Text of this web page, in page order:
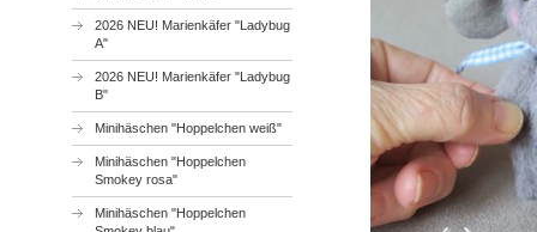
2026 NEU! Marienkäfer "Ladybug
A"
2026 NEU! Marienkäfer "Ladybug
B"
Minihäschen "Hoppelchen weiß"
Minihäschen "Hoppelchen
Smokey rosa"
Minihäschen "Hoppelchen